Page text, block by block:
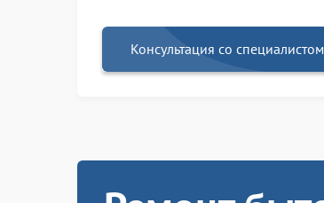
Консультация со специалистом